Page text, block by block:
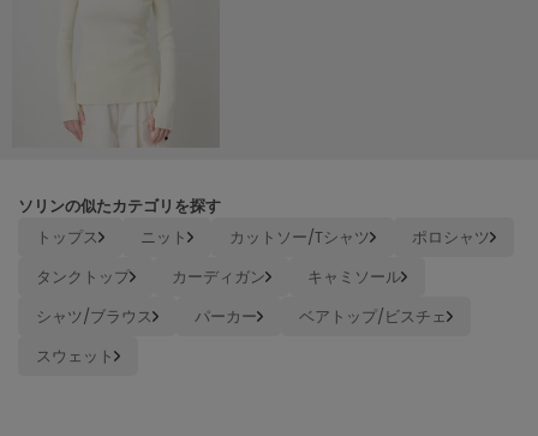
MUCHA
ミュシャ
NEW Balance
ネズ
ソリンの似たカテゴリを探す
トップス ニット カットソー/Tシャツ
ポロシャツ
タンクトップ
カーディガン
キャミソール
シャツ/ブラウス
パーカー
ベアトップ/ビスチェ
スウェット